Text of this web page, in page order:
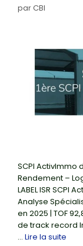
parCBI
SCPI ActivImmo
Rendement –
LABEL ISR SCPI
Analyse
en 2025 | TOF
de track record
… Lire la suite